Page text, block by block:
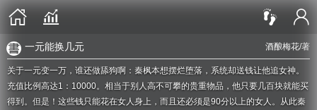
酒酿梅花/著
一元能换几元
关于一元变一万，谁还做舔狗啊：秦枫本想摆烂堕落，系统却送钱让他追女神。
充值比例高达1：10000。相当于别人高不可攀的贵重物品，他只要几百块就能买
得到。但是！这些钱只能花在女人身上，而且还必须是90分以上的女人。从此秦